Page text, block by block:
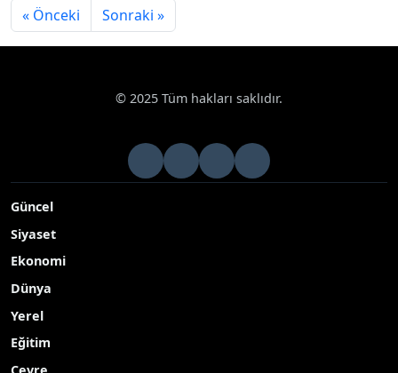
« Önceki Sonraki »
© 2025 Tüm hakları saklıdır.
Güncel
Siyaset
Ekonomi
Dünya
Yerel
Eğitim